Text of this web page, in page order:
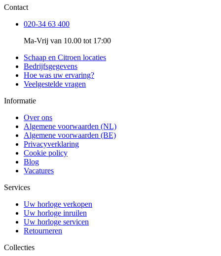
Contact
020-34 63 400
Ma-Vrij van 10.00 tot 17:00
Schaap en Citroen locaties
Bedrijfsgegevens
Hoe was uw ervaring?
Veelgestelde vragen
Informatie
Over ons
Algemene voorwaarden (NL)
Algemene voorwaarden (BE)
Privacyverklaring
Cookie policy
Blog
Vacatures
Services
Uw horloge verkopen
Uw horloge inruilen
Uw horloge servicen
Retourneren
Collecties